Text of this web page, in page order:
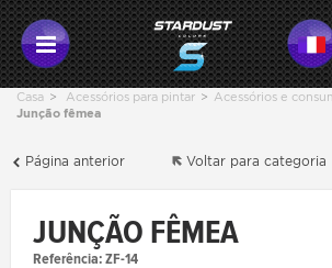
Casa > Acessórios para pintar > Acessórios e
Junção fêmea
Página anterior Voltar para categoria
JUNÇÃO FÊMEA
Referência:ZF-14